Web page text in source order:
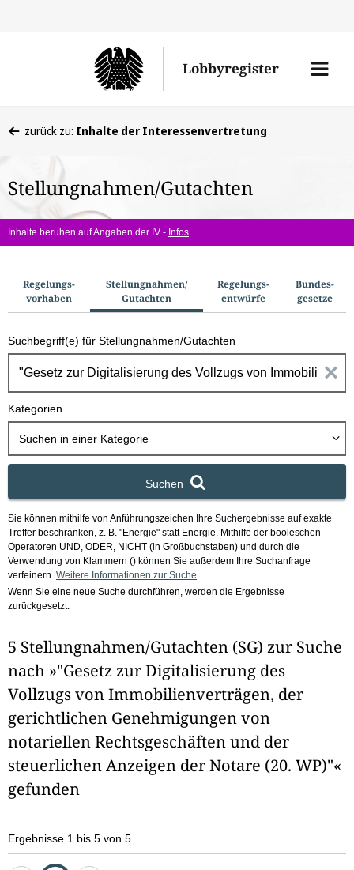
den
Lobbyregister
Menü
befinden
hier:
zurück zu: Inhalte der Interessenvertretung
Stellungnahmen/Gutachten
Inhalte beruhen auf Angaben der IV - Infos
u
c
h
o
Regelungs­
vorhaben
Stellungnahmen/​
Gutachten
Regelungs­
entwürfe
Bundes­
gesetze
Suchbegriff(e) für Stellungnahmen/Gutachten
n
g
a
m
Kategorien
Suchen in einer Kategorie
Suchen
Sie können mithilfe von Anführungszeichen Ihre Suchergebnisse auf exakte
Treffer beschränken, z. B. "Energie" statt Energie. Mithilfe der booleschen
Operatoren UND, ODER, NICHT (in Großbuchstaben) und durch die
Verwendung von Klammern () können Sie außerdem Ihre Suchanfrage
verfeinern. Weitere Informationen zur Suche
Wenn Sie eine neue Suche durchführen, werden die Ergebnisse
zurückgesetzt.
5 Stellungnahmen/Gutachten (SG) zur Suche
nach »"Gesetz zur Digitalisierung des
Vollzugs von Immobilienverträgen, der
gerichtlichen Genehmigungen von
notariellen Rechtsgeschäften und der
steuerlichen Anzeigen der Notare (20. WP)"«
gefunden
Ergebnisse 1 bis 5 von 5